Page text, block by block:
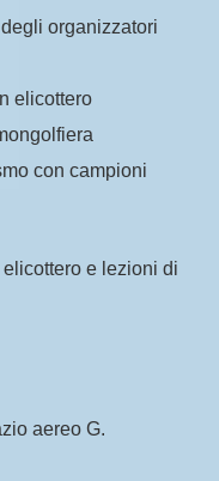
organizzatori
elicottero
con campioni
e lezioni di
aereo G.